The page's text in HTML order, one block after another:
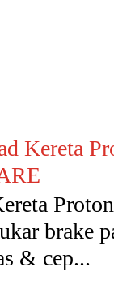
Kereta
brake
& cep...